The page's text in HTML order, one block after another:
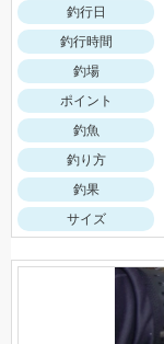
釣行日
釣行時間
釣場
ポイント
釣魚
釣り方
釣果
サイズ